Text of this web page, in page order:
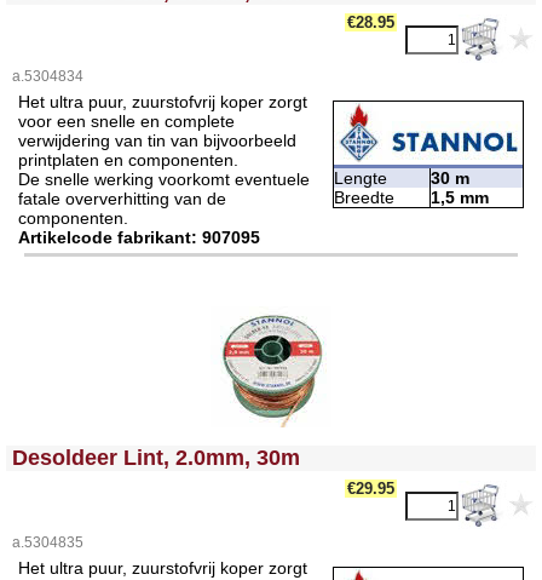
€28.95
a.5304834
Het ultra puur, zuurstofvrij koper zorgt
voor een snelle en complete
verwijdering van tin van bijvoorbeeld
printplaten en componenten.
De snelle werking voorkomt eventuele
fatale oververhitting van de
componenten.
Artikelcode fabrikant: 907095
Lengte
30 m
Breedte
1,5 mm
<!-- MakeFullWidth0 --><!-- MakeFullWidth1 --><!-- MakeFullWidth2 --><!-- MakeFullWidth3 --><!-- MakeFullWidth4 --><!-- MakeFullWidth5 --><!-- MakeFullWidth6 --><!-- MakeFullWidth7 --><!-- MakeFullWidth8 --><!-- MakeFullWidth9 --><!-- MakeFullWidth10 --><!-- MakeFullWidth11 --><!-- MakeFullWidth12 --><!-- MakeFullWidth13 --><!-- MakeFullWidth14 --><!-- MakeFullWidth15 --><!-- MakeFullWidth16 --><!-- MakeFullWidth17 --><!-- MakeFullWidth18 --><!-- MakeFullWidth19 -->
Desoldeer Lint, 2.0mm, 30m
€29.95
a.5304835
Het ultra puur, zuurstofvrij koper zorgt